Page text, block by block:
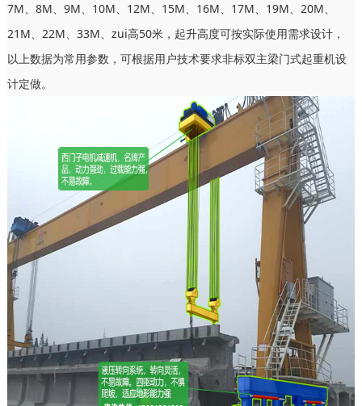
7M、8M、9M、10M、12M、15M、16M、17M、19M、20M、
21M、22M、33M、zui高50米，起升高度可按实际使用需求设计，
以上数据为常用参数，可根据用户技术要求非标双主梁门式起重机设
计定做。